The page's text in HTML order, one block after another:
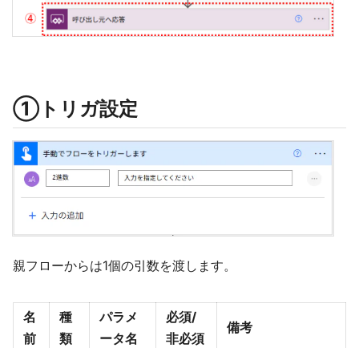
①トリガ設定
親フローからは1個の引数を渡します。
名
前
種
類
パラメ
ータ名
必須/
非必須
備考